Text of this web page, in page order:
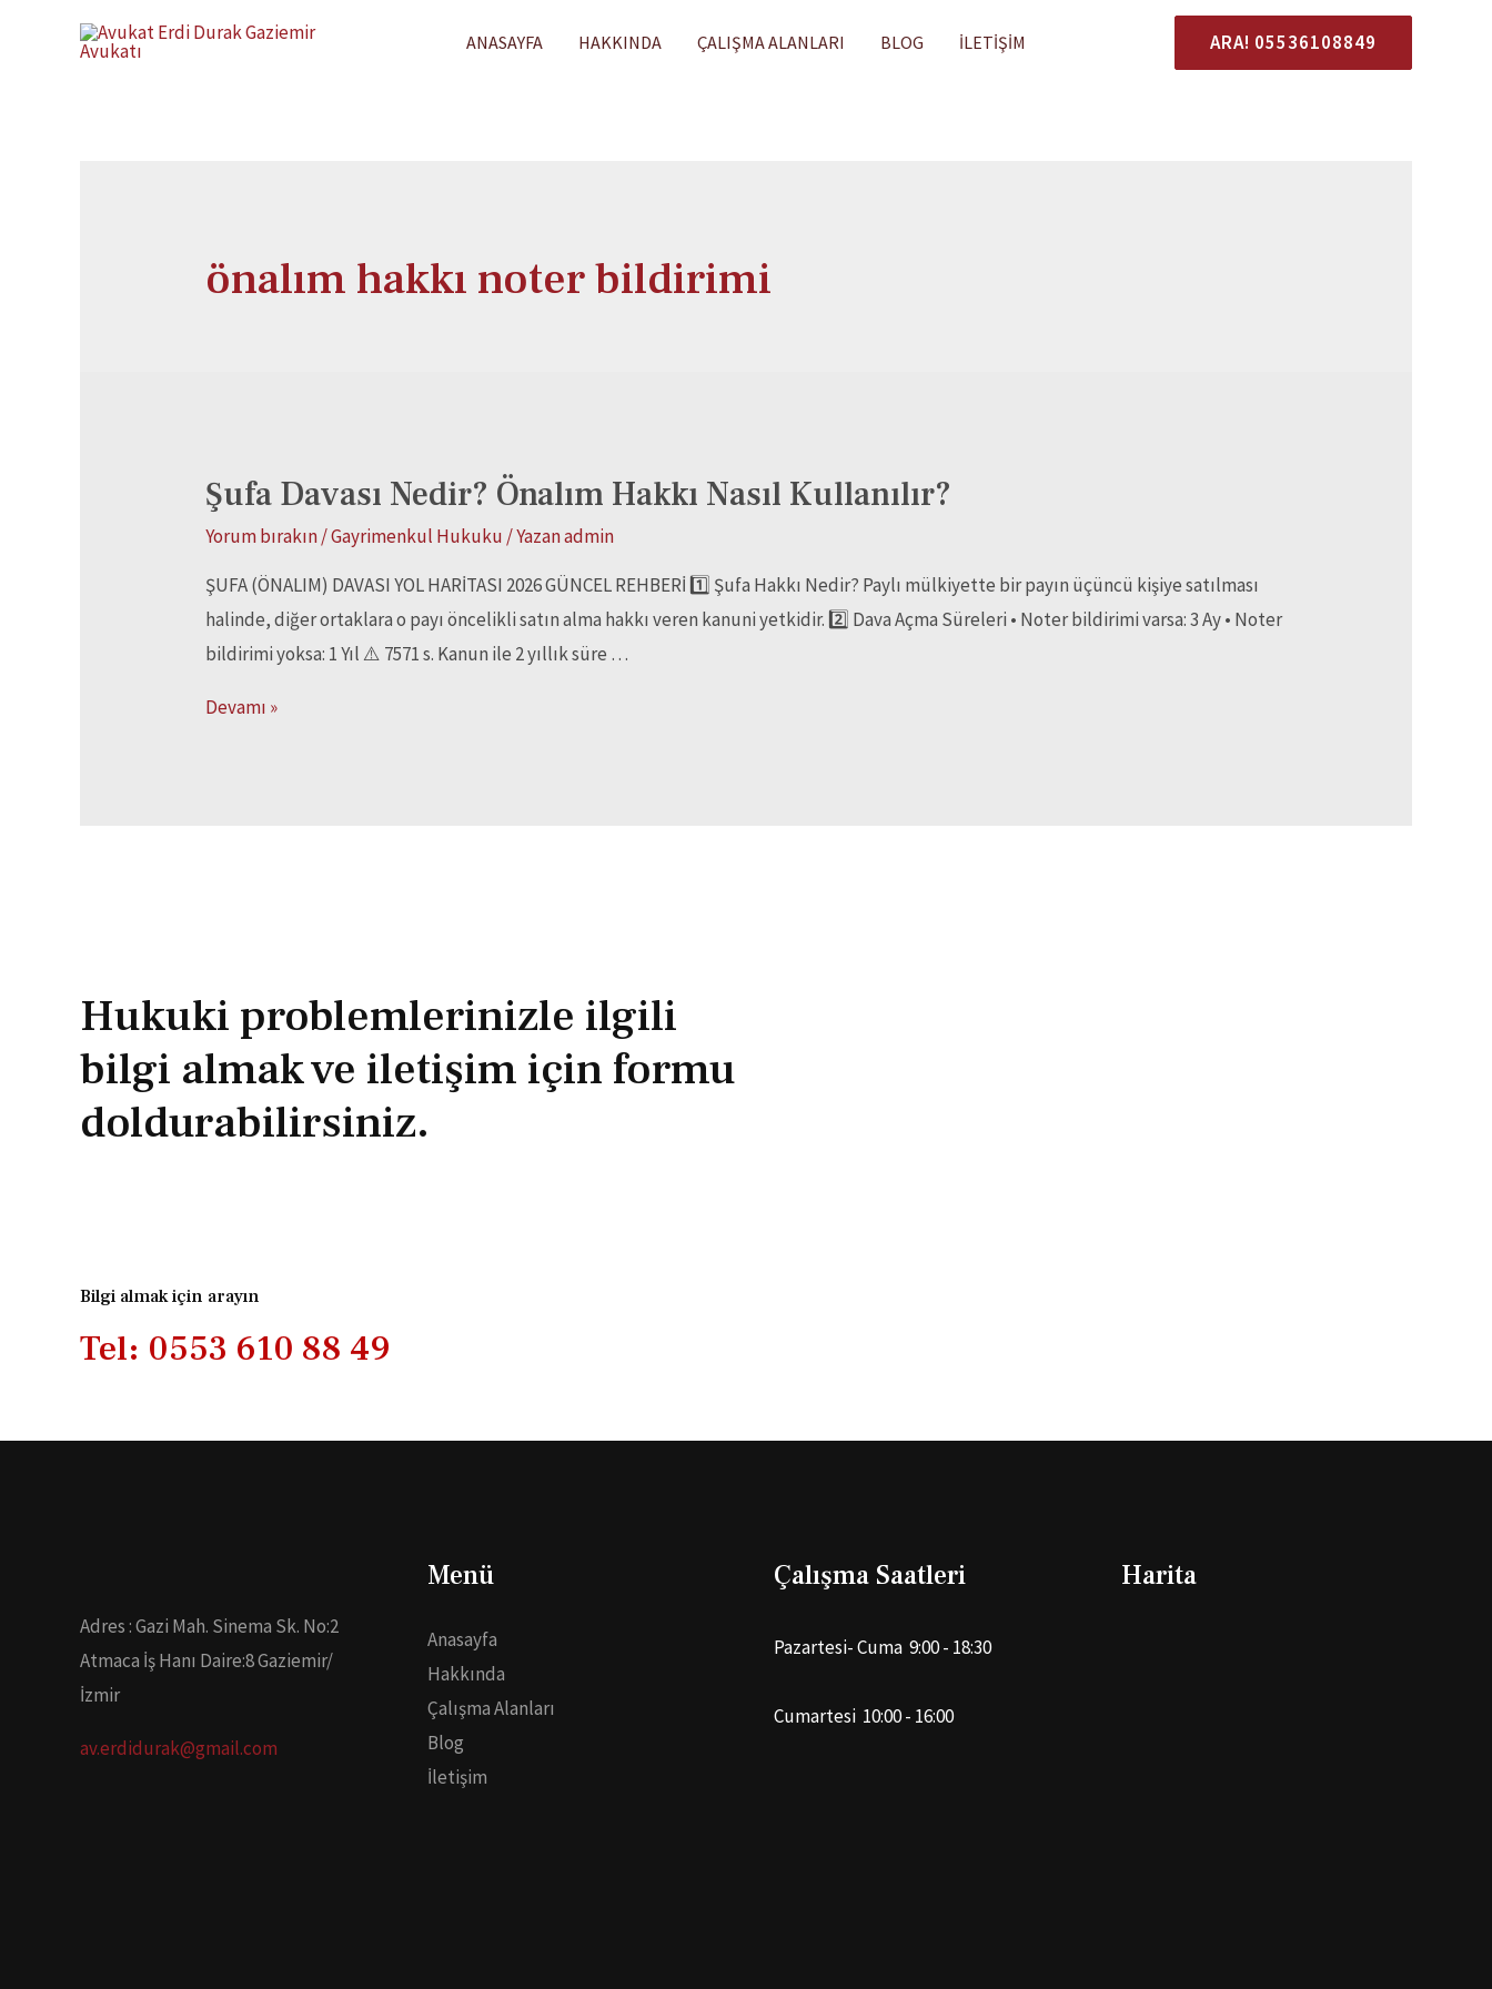
ANASAYFA HAKKINDA ÇALIŞMA ALANLARI BLOG İLETIŞIM ARA! 05536108849
önalım hakkı noter bildirimi
Şufa Davası Nedir? Önalım Hakkı Nasıl Kullanılır?
Yorum bırakın/Gayrimenkul Hukuku/ Yazanadmin
ŞUFA (ÖNALIM) DAVASI YOL HARİTASI 2026 GÜNCEL REHBERİ 1️⃣ Şufa Hakkı Nedir? Paylı mülkiyette bir payın üçüncü kişiye satılması
halinde, diğer ortaklara o payı öncelikli satın alma hakkı veren kanuni yetkidir. 2️⃣ Dava Açma Süreleri • Noter bildirimi varsa: 3 Ay • Noter
bildirimi yoksa: 1 Yıl ⚠️ 7571 s. Kanun ile 2 yıllık süre …
Devamı »
Hukuki problemlerinizle ilgili
bilgi almak ve iletişim için formu
doldurabilirsiniz.
Bilgi almak için arayın
Tel: 0553 610 88 49
Adres : Gazi Mah. Sinema Sk. No:2
Atmaca İş Hanı Daire:8 Gaziemir/
İzmir
av.erdidurak@gmail.com
Menü
Anasayfa
Hakkında
Çalışma Alanları
Blog
İletişim
Çalışma Saatleri
Pazartesi- Cuma 9:00 - 18:30
Cumartesi 10:00 - 16:00
Harita